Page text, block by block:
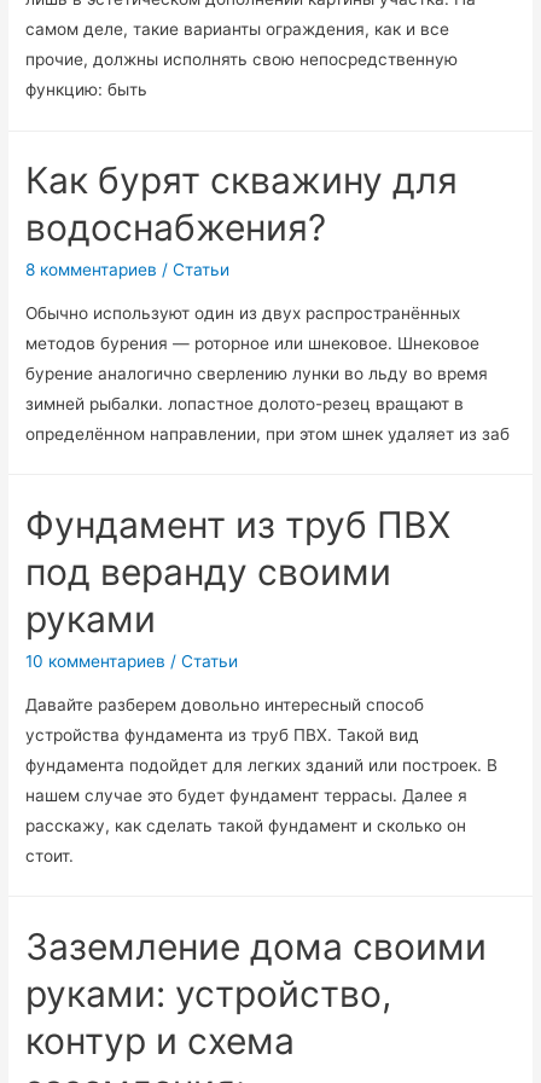
самом деле, такие варианты ограждения, как и все
прочие, должны исполнять свою непосредственную
функцию: быть
Как бурят скважину для
водоснабжения?
8 комментариев /Статьи
Обычно используют один из двух распространённых
методов бурения — роторное или шнековое. Шнековое
бурение аналогично сверлению лунки во льду во время
зимней рыбалки. лопастное долото-резец вращают в
определённом направлении, при этом шнек удаляет из заб
Фундамент из труб ПВХ
под веранду своими
руками
10 комментариев /Статьи
Давайте разберем довольно интересный способ
устройства фундамента из труб ПВХ. Такой вид
фундамента подойдет для легких зданий или построек. В
нашем случае это будет фундамент террасы. Далее я
расскажу, как сделать такой фундамент и сколько он
стоит.
Заземление дома своими
руками: устройство,
контур и схема